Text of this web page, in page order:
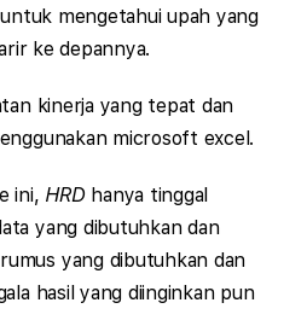
mengetahui upah yang
ke depannya.
kinerja yang tepat dan
microsoft excel.
ini, HRDhanya tinggal
yang dibutuhkan dan
yang dibutuhkan dan
hasil yang diinginkan pun